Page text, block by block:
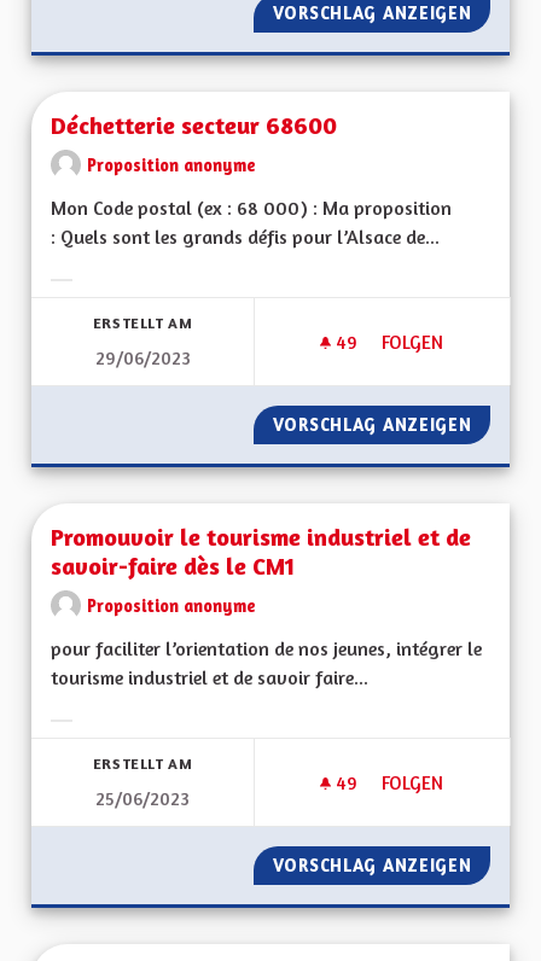
VORSCHLAG ANZEIGEN
Déchetterie secteur 68600
Proposition anonyme
Mon Code postal (ex : 68 000) : Ma proposition
: Quels sont les grands défis pour l’Alsace de...
ERSTELLT AM
29/06/2023
49 49 FOLLOWER
FOLGEN
DÉCHETTERIE
VORSCHLAG ANZEIGEN
Promouvoir le tourisme industriel et de
savoir-faire dès le CM1
Proposition anonyme
pour faciliter l’orientation de nos jeunes, intégrer le
tourisme industriel et de savoir faire...
ERSTELLT AM
25/06/2023
49 49 FOLLOWER
FOLGEN
PROMOUVOIR LE
VORSCHLAG ANZEIGEN